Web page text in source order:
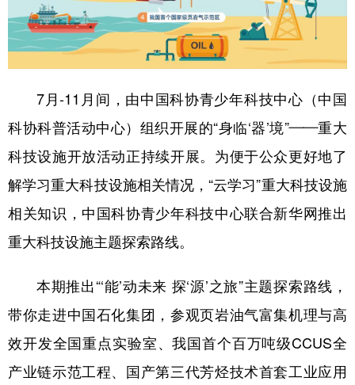
多语种频道
Deutsch Português
7月-11月间，由中国科协青少年科技中心（中国
科协科普活动中心）组织开展的“身临‘器’境”——重大
科技设施开放活动正持续开展。为便于公众更好地了
解学习重大科技设施相关情况，“云学习”重大科技设施
相关知识，中国科协青少年科技中心联合新华网推出
重大科技设施主题探索路线。
本期推出“‘能’动未来 探‘源’之旅”主题探索路线，
带你走进中国石化集团，参观页岩油气富集机理与高
效开发全国重点实验室、我国首个百万吨级CCUS全
产业链示范工程、国产第三代芳烃技术首套工业应用